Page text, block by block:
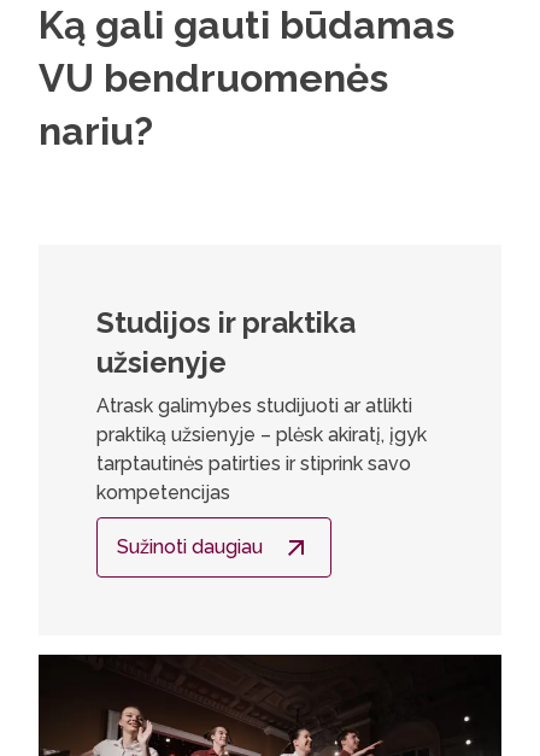
Ką gali gauti būdamas
VU bendruomenės
nariu?
Studijos ir praktika
užsienyje
Atrask galimybes studijuoti ar atlikti
praktiką užsienyje – plėsk akiratį, įgyk
tarptautinės patirties ir stiprink savo
kompetencijas
Sužinoti daugiau